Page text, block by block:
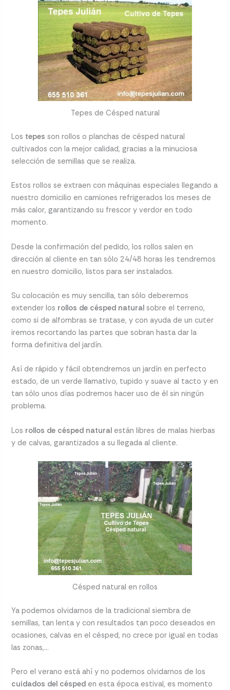
Tepes de Césped natural
Los tepes son rollos o planchas de césped natural
cultivados con la mejor calidad, gracias a la minuciosa
selección de semillas que se realiza.
Estos rollos se extraen con máquinas especiales llegando a
nuestro domicilio en camiones refrigerados los meses de
más calor, garantizando su frescor y verdor en todo
momento.
Desde la confirmación del pedido, los rollos salen en
dirección al cliente en tan sólo 24/48 horas les tendremos
en nuestro domicilio, listos para ser instalados.
Su colocación es muy sencilla, tan sólo deberemos
extender los rollos de césped natural sobre el terreno,
como si de alfombras se tratase, y con ayuda de un cuter
iremos recortando las partes que sobran hasta dar la
forma definitiva del jardín.
Así de rápido y fácil obtendremos un jardín en perfecto
estado, de un verde llamativo, tupido y suave al tacto y en
tan sólo unos días podremos hacer uso de él sin ningún
problema.
Los rollos de césped natural están libres de malas hierbas
y de calvas, garantizados a su llegada al cliente.
Césped natural en rollos
Ya podemos olvidarnos de la tradicional siembra de
semillas, tan lenta y con resultados tan poco deseados en
ocasiones, calvas en el césped, no crece por igual en todas
las zonas,…
Pero el verano está ahí y no podemos olvidarnos de los
cuidados del césped en esta época estival, es momento